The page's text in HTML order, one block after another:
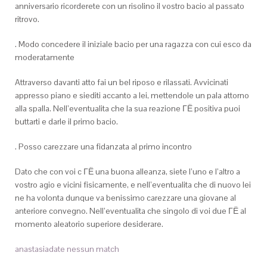
anniversario ricorderete con un risolino il vostro bacio al passato
ritrovo.
. Modo concedere il iniziale bacio per una ragazza con cui esco da
moderatamente
Attraverso davanti atto fai un bel riposo e rilassati. Avvicinati
appresso piano e siediti accanto a lei, mettendole un pala attorno
alla spalla. Nell’eventualita che la sua reazione ГЁ positiva puoi
buttarti e darle il primo bacio.
. Posso carezzare una fidanzata al primo incontro
Dato che con voi c ГЁ una buona alleanza, siete l’uno e l’altro a
vostro agio e vicini fisicamente, e nell’eventualita che di nuovo lei
ne ha volonta dunque va benissimo carezzare una giovane al
anteriore convegno. Nell’eventualita che singolo di voi due ГЁ al
momento aleatorio superiore desiderare.
anastasiadate nessun match